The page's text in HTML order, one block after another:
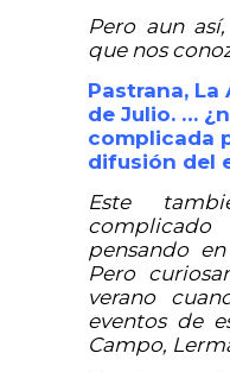
Pero aun
que nos
Pastrana,
de Julio. …
complicada
difusión del
Este
pensando
Pero
verano
eventos de
Campo,